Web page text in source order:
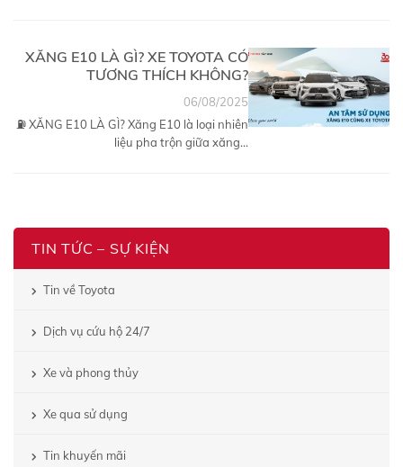
TIN TỨC – SỰ KIỆN
Tin về Toyota
Dịch vụ cứu hộ 24/7
Xe và phong thủy
Xe qua sử dụng
Tin khuyến mãi
XĂNG E10 LÀ GÌ? XE TOYOTA CÓ
TƯƠNG THÍCH KHÔNG?
⛽ XĂNG E10 LÀ GÌ? Xăng E10 là loại nhiên
liệu pha trộn giữa xăng...
06/08/2025